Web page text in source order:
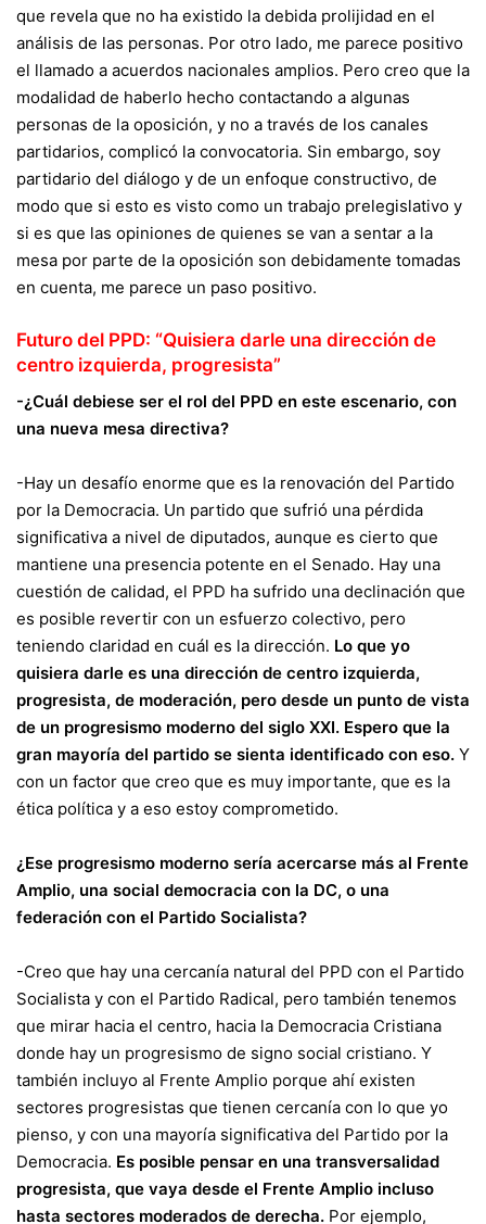
que revela que no ha existido la debida prolijidad en el
análisis de las personas. Por otro lado, me parece positivo
el llamado a acuerdos nacionales amplios. Pero creo que la
modalidad de haberlo hecho contactando a algunas
personas de la oposición, y no a través de los canales
partidarios, complicó la convocatoria. Sin embargo, soy
partidario del diálogo y de un enfoque constructivo, de
modo que si esto es visto como un trabajo prelegislativo y
si es que las opiniones de quienes se van a sentar a la
mesa por parte de la oposición son debidamente tomadas
en cuenta, me parece un paso positivo.
Futuro del PPD: “Quisiera darle una dirección de
centro izquierda, progresista”
-¿Cuál debiese ser el rol del PPD en este escenario, con
una nueva mesa directiva?
-Hay un desafío enorme que es la renovación del Partido
por la Democracia. Un partido que sufrió una pérdida
significativa a nivel de diputados, aunque es cierto que
mantiene una presencia potente en el Senado. Hay una
cuestión de calidad, el PPD ha sufrido una declinación que
es posible revertir con un esfuerzo colectivo, pero
teniendo claridad en cuál es la dirección. Lo que yo
quisiera darle es una dirección de centro izquierda,
progresista, de moderación, pero desde un punto de vista
de un progresismo moderno del siglo XXI. Espero que la
gran mayoría del partido se sienta identificado con eso. Y
con un factor que creo que es muy importante, que es la
ética política y a eso estoy comprometido.
¿Ese progresismo moderno sería acercarse más al Frente
Amplio, una social democracia con la DC, o una
federación con el Partido Socialista?
-Creo que hay una cercanía natural del PPD con el Partido
Socialista y con el Partido Radical, pero también tenemos
que mirar hacia el centro, hacia la Democracia Cristiana
donde hay un progresismo de signo social cristiano. Y
también incluyo al Frente Amplio porque ahí existen
sectores progresistas que tienen cercanía con lo que yo
pienso, y con una mayoría significativa del Partido por la
Democracia. Es posible pensar en una transversalidad
progresista, que vaya desde el Frente Amplio incluso
hasta sectores moderados de derecha. Por ejemplo,